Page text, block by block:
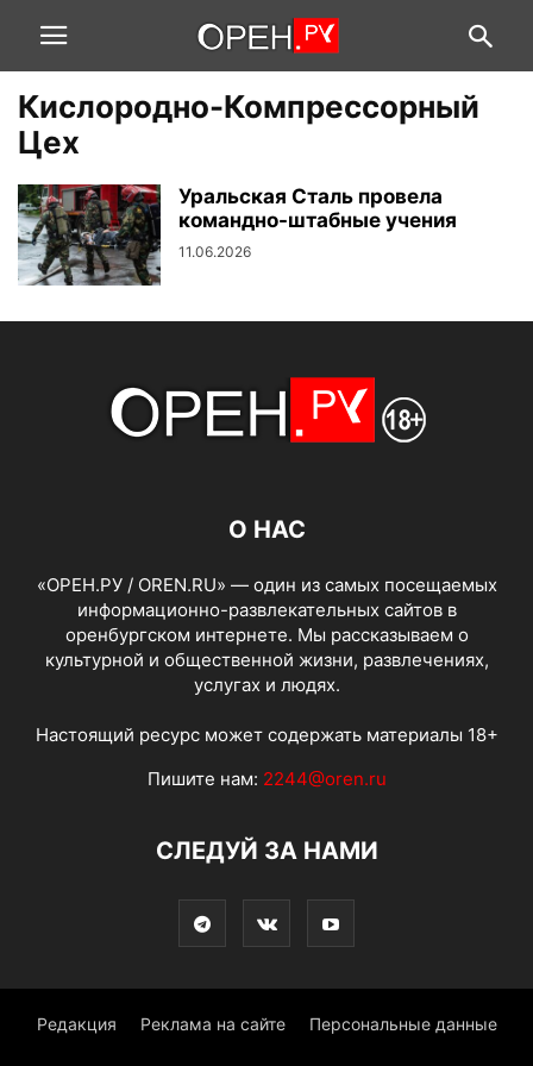
Кислородно-Компрессорный
Цех
Уральская Сталь провела
командно-штабные учения
11.06.2026
О НАС
«ОРЕН.РУ / OREN.RU» — один из самых посещаемых
информационно-развлекательных сайтов в
оренбургском интернете. Мы рассказываем о
культурной и общественной жизни, развлечениях,
услугах и людях.
Настоящий ресурс может содержать материалы 18+
Пишите нам: 2244@oren.ru
СЛЕДУЙ ЗА НАМИ
Редакция Реклама на сайте Персональные данные